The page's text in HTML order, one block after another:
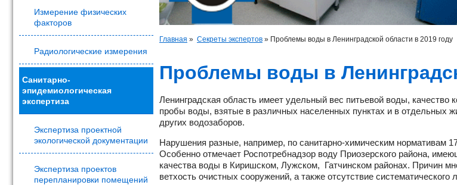
Измерение физических
факторов
Радиологические измерения
Санитарно-
эпидемиологическая
экспертиза
Экспертиза проектной
экологической документации
Экспертиза проектов
перепланировки помещений
Главная » Секреты экспертов » Проблемы воды в Ленинградской области в 2019 году
Проблемы воды в
Ленинградская область имеет удельный вес питьевой воды,
пробы воды, взятые в различных населенных пунктах и в отдельных
других водозаборов.
Нарушения разные, например, по санитарно-химическим нормативам
Особенно отмечает Роспотребнадзор воду Приозерского района,
качества воды в Киришском, Лужском, Гатчинском районах. Причин
ветхость очистных сооружений, а также отсутствие систематического